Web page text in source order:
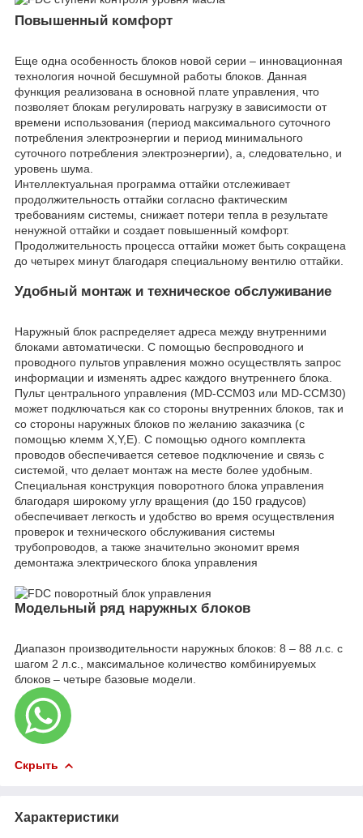
Повышенный комфорт
Еще одна особенность блоков новой серии – инновационная
технология ночной бесшумной работы блоков. Данная
функция реализована в основной плате управления, что
позволяет блокам регулировать нагрузку в зависимости от
времени использования (период максимального суточного
потребления электроэнергии и период минимального
суточного потребления электроэнергии), а, следовательно, и
уровень шума.
Интеллектуальная программа оттайки отслеживает
продолжительность оттайки согласно фактическим
требованиям системы, снижает потери тепла в результате
ненужной оттайки и создает повышенный комфорт.
Продолжительность процесса оттайки может быть сокращена
до четырех минут благодаря специальному вентилю оттайки.
Удобный монтаж и техническое обслуживание
Наружный блок распределяет адреса между внутренними
блоками автоматически. С помощью беспроводного и
проводного пультов управления можно осуществлять запрос
информации и изменять адрес каждого внутреннего блока.
Пульт центрального управления (MD-CCM03 или MD-CCM30)
может подключаться как со стороны внутренних блоков, так и
со стороны наружных блоков по желанию заказчика (с
помощью клемм X,Y,E). С помощью одного комплекта
проводов обеспечивается сетевое подключение и связь с
системой, что делает монтаж на месте более удобным.
Специальная конструкция поворотного блока управления
благодаря широкому углу вращения (до 150 градусов)
обеспечивает легкость и удобство во время осуществления
проверок и технического обслуживания системы
трубопроводов, а также значительно экономит время
демонтажа электрического блока управления
Модельный ряд наружных блоков
Диапазон производительности наружных блоков: 8 – 88 л.с. с
шагом 2 л.с., максимальное количество комбинируемых
блоков – четыре базовые модели.
Скрыть
Характеристики